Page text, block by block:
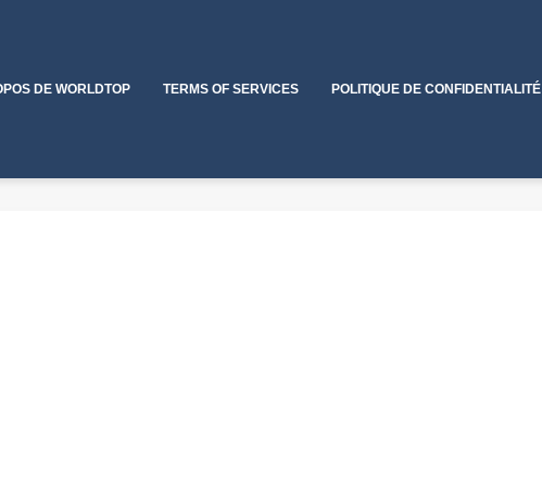
DE WORLDTOP TERMS OF SERVICES POLITIQUE DE CONFIDENTIALITÉ